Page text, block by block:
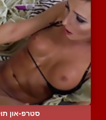
סטרפ-און